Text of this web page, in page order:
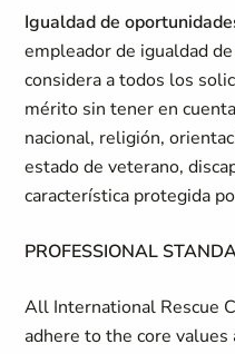
Igualdad de
empleador de igualdad
considera a todos los
mérito sin tener en
nacional, religión,
estado de veterano,
característica protegida
PROFESSIONAL
All International Rescue
adhere to the core